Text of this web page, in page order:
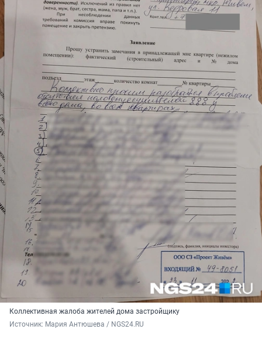
Коллективная жалоба жителей дома застройщику
Источник: Мария Антюшева / NGS24.RU